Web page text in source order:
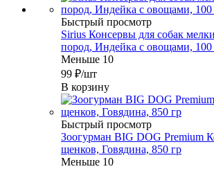
Быстрый просмотр
Sirius Консервы для собак
пород, Индейка с овощами, 100
Меньше 10
99 ₽/шт
В корзину
Быстрый просмотр
Зоогурман BIG DOG Premium
щенков, Говядина, 850 гр
Меньше 10